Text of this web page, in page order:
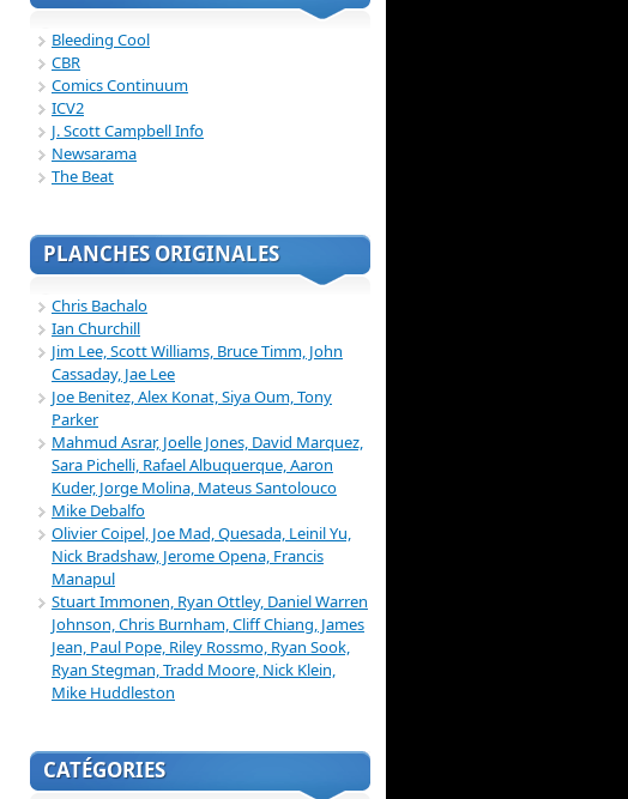
Bleeding Cool
CBR
Comics Continuum
ICV2
J. Scott Campbell Info
Newsarama
The Beat
PLANCHES ORIGINALES
Chris Bachalo
Ian Churchill
Jim Lee, Scott Williams, Bruce Timm, John
Cassaday, Jae Lee
Joe Benitez, Alex Konat, Siya Oum, Tony
Parker
Mahmud Asrar, Joelle Jones, David Marquez,
Sara Pichelli, Rafael Albuquerque, Aaron
Kuder, Jorge Molina, Mateus Santolouco
Mike Debalfo
Olivier Coipel, Joe Mad, Quesada, Leinil Yu,
Nick Bradshaw, Jerome Opena, Francis
Manapul
Stuart Immonen, Ryan Ottley, Daniel Warren
Johnson, Chris Burnham, Cliff Chiang, James
Jean, Paul Pope, Riley Rossmo, Ryan Sook,
Ryan Stegman, Tradd Moore, Nick Klein,
Mike Huddleston
CATÉGORIES